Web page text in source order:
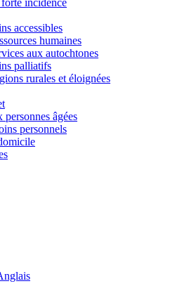
incidence
accessibles
humaines
aux autochtones
palliatifs
rurales et éloignées
personnes âgées
personnels